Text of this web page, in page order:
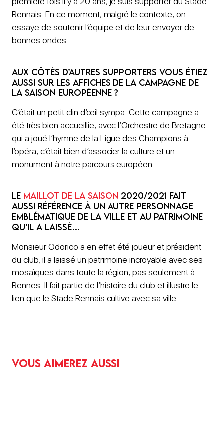
Rennais. En ce moment, malgré le contexte, on
essaye de soutenir l’équipe et de leur envoyer de
bonnes ondes.
Aux côtés d’autres supporters vous étiez
aussi sur les affiches de la campagne de
la saison européenne ?
C’était un petit clin d’œil sympa. Cette campagne a
été très bien accueillie, avec l’Orchestre de Bretagne
qui a joué l’hymne de la Ligue des Champions à
l’opéra, c’était bien d’associer la culture et un
monument à notre parcours européen.
Le maillot de la saison 2020/2021 fait
aussi référence à un autre personnage
emblématique de la ville et au patrimoine
qu’il a laissé…
Monsieur Odorico a en effet été joueur et président
du club, il a laissé un patrimoine incroyable avec ses
mosaïques dans toute la région, pas seulement à
Rennes. Il fait partie de l’histoire du club et illustre le
lien que le Stade Rennais cultive avec sa ville.
Vous aimerez aussi